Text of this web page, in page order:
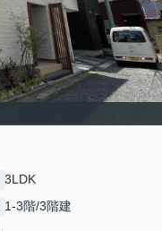
3LDK
1-3階/3階建